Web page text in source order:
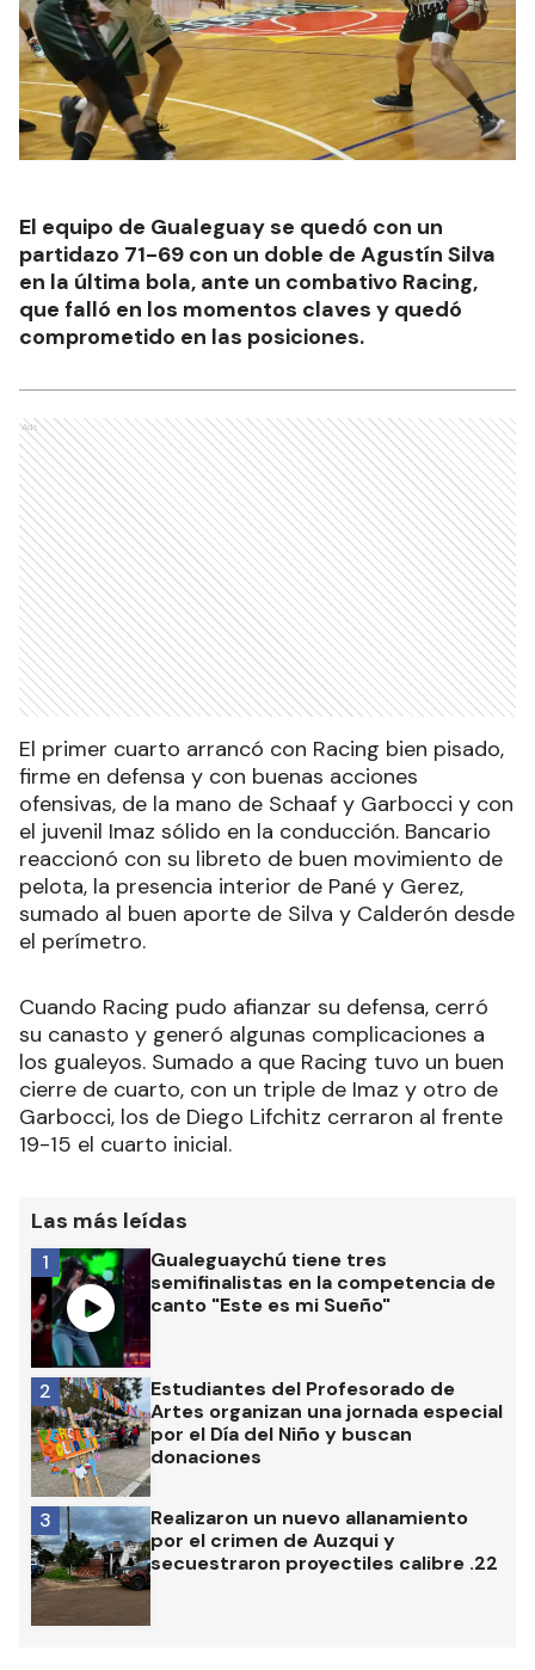
El equipo de Gualeguay se quedó con un
partidazo 71-69 con un doble de Agustín Silva
en la última bola, ante un combativo Racing,
que falló en los momentos claves y quedó
comprometido en las posiciones.
Ads
El primer cuarto arrancó con Racing bien pisado,
firme en defensa y con buenas acciones
ofensivas, de la mano de Schaaf y Garbocci y con
el juvenil Imaz sólido en la conducción. Bancario
reaccionó con su libreto de buen movimiento de
pelota, la presencia interior de Pané y Gerez,
sumado al buen aporte de Silva y Calderón desde
el perímetro.
Cuando Racing pudo afianzar su defensa, cerró
su canasto y generó algunas complicaciones a
los gualeyos. Sumado a que Racing tuvo un buen
cierre de cuarto, con un triple de Imaz y otro de
Garbocci, los de Diego Lifchitz cerraron al frente
19-15 el cuarto inicial.
Las más leídas
Gualeguaychú tiene tres
semifinalistas en la competencia de
canto "Este es mi Sueño"
1
Estudiantes del Profesorado de
Artes organizan una jornada especial
por el Día del Niño y buscan
donaciones
2
Realizaron un nuevo allanamiento
por el crimen de Auzqui y
secuestraron proyectiles calibre .22
3